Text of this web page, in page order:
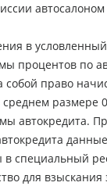
в
процентов по
собой право
размере
автокредита.
в специальный
для